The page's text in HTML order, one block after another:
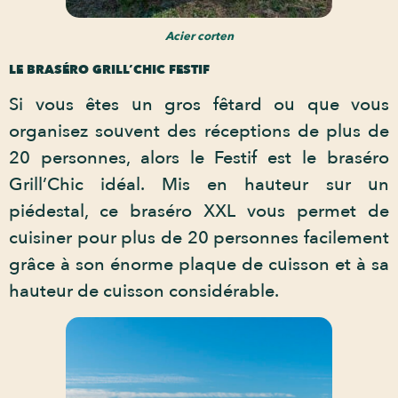
Acier corten
LE BRASÉRO GRILL’CHIC FESTIF
Si vous êtes un gros fêtard ou que vous
organisez souvent des réceptions de plus de
20 personnes, alors le Festif est le braséro
Grill’Chic idéal. Mis en hauteur sur un
piédestal, ce braséro XXL vous permet de
cuisiner pour plus de 20 personnes facilement
grâce à son énorme plaque de cuisson et à sa
hauteur de cuisson considérable.